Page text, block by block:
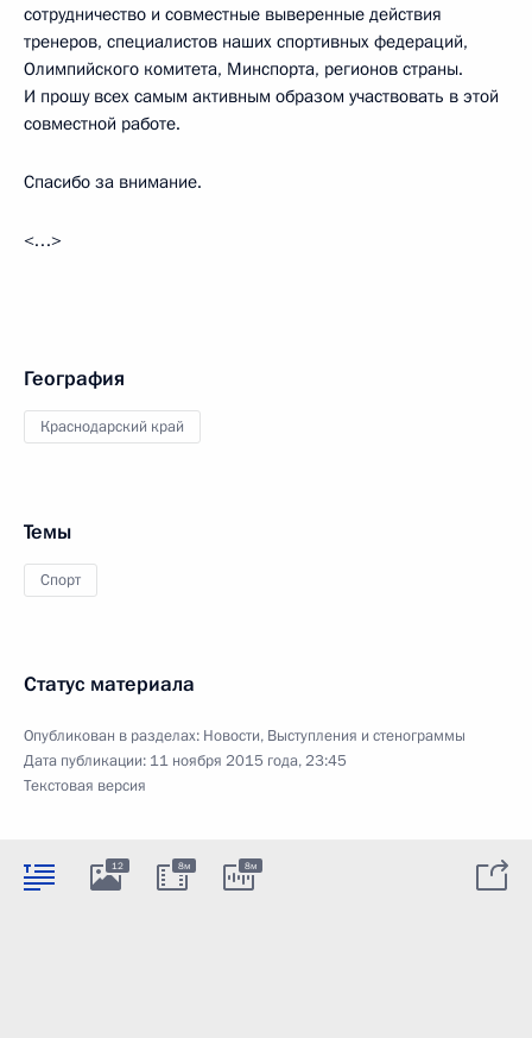
сотрудничество и совместные выверенные действия
тренеров, специалистов наших спортивных федераций,
Олимпийского комитета, Минспорта, регионов страны.
И прошу всех самым активным образом участвовать в этой
совместной работе.
Спасибо за внимание.
<…>
География
Краснодарский край
Темы
Спорт
Статус материала
Опубликован в разделах: Новости, Выступления и стенограммы
Дата публикации: 11 ноября 2015 года, 23:45
Текстовая версия
12 8м 8м